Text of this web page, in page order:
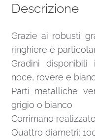
Descrizione
Grazie ai robusti
ringhiere è
Gradini
noce, rovere e
Parti metalliche
grigio o bianco
Corrimano
Quattro diametri: